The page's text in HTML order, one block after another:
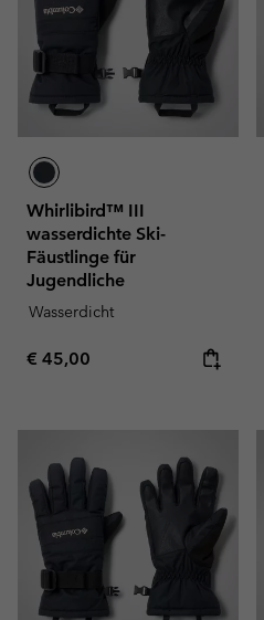
Whirlibird™ III
wasserdichte Ski-
Fäustlinge für
Jugendliche
Wasserdicht
Regular price:
€ 45,00